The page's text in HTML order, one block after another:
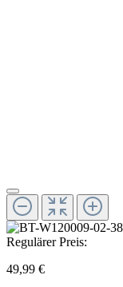
Regulärer Preis:
49,99 €